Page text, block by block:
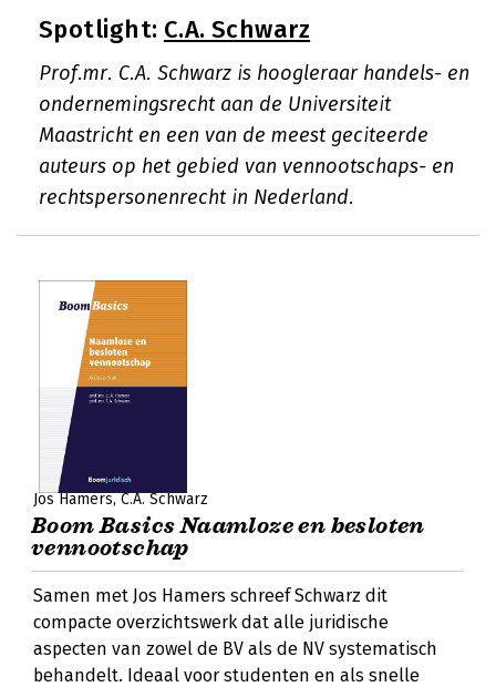
Spotlight: C.A. Schwarz
Prof.mr. C.A. Schwarz is hoogleraar handels- en
ondernemingsrecht aan de Universiteit
Maastricht en een van de meest geciteerde
auteurs op het gebied van vennootschaps- en
rechtspersonenrecht in Nederland.
Jos Hamers C.A. Schwarz
Boom Basics Naamloze en besloten
vennootschap
Samen met Jos Hamers schreef Schwarz dit
compacte overzichtswerk dat alle juridische
aspecten van zowel de BV als de NV systematisch
behandelt. Ideaal voor studenten en als snelle